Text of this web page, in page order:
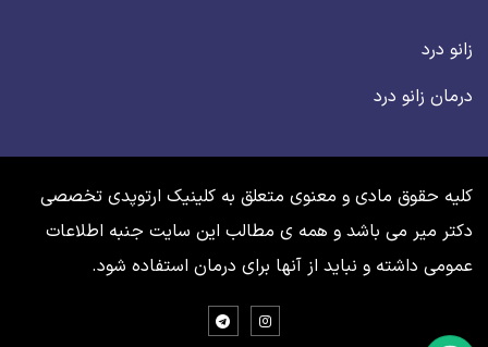
زانو درد
درمان زانو درد
کلیه حقوق مادی و معنوی متعلق به کلینیک ارتوپدی تخصصی
دکتر میر می باشد و همه ی مطالب این سایت جنبه اطلاعات
عمومی داشته و نباید از آنها برای درمان استفاده شود.